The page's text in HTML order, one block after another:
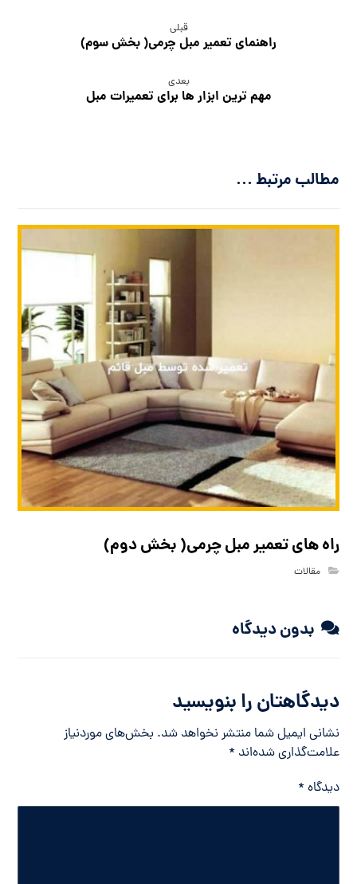
قبلی
راهنمای تعمیر مبل چرمی( بخش سوم)
بعدی
مهم ترین ابزار ها برای تعمیرات مبل
مطالب مرتبط ...
راه های تعمیر مبل چرمی( بخش دوم)
مقالات
بدون دیدگاه
دیدگاهتان را بنویسید
نشانی ایمیل شما منتشر نخواهد شد. بخش‌های موردنیاز
علامت‌گذاری شده‌اند *
دیدگاه *